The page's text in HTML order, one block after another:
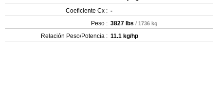
Coeficiente Cx : -
Peso : 3827 lbs / 1736 kg
Relación Peso/Potencia : 11.1 kg/hp